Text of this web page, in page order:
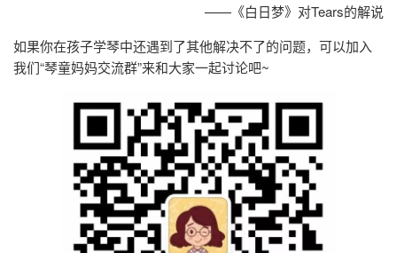
——《白日梦》对Tears的解说
如果你在孩子学琴中还遇到了其他解决不了的问题，可以加入
我们“琴童妈妈交流群”来和大家一起讨论吧~